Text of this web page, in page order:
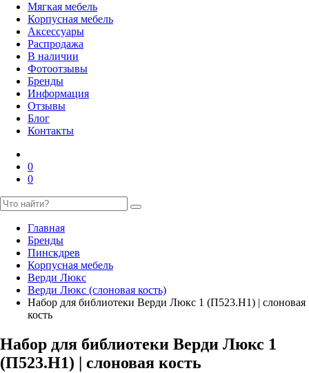
Мягкая мебель
Корпусная мебель
Аксессуары
Распродажа
В наличии
Фотоотзывы
Бренды
Информация
Отзывы
Блог
Контакты
0
0
Главная
Бренды
Пинскдрев
Корпусная мебель
Верди Люкс
Верди Люкс (слоновая кость)
Набор для библиотеки Верди Люкс 1 (П523.Н1) | слоновая
кость
Набор для библиотеки Верди Люкс 1
(П523.Н1) | слоновая кость